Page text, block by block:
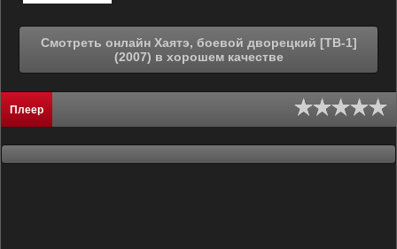
Смотреть онлайн Хаятэ, боевой дворецкий [ТВ-1]
(2007) в хорошем качестве
Плеер